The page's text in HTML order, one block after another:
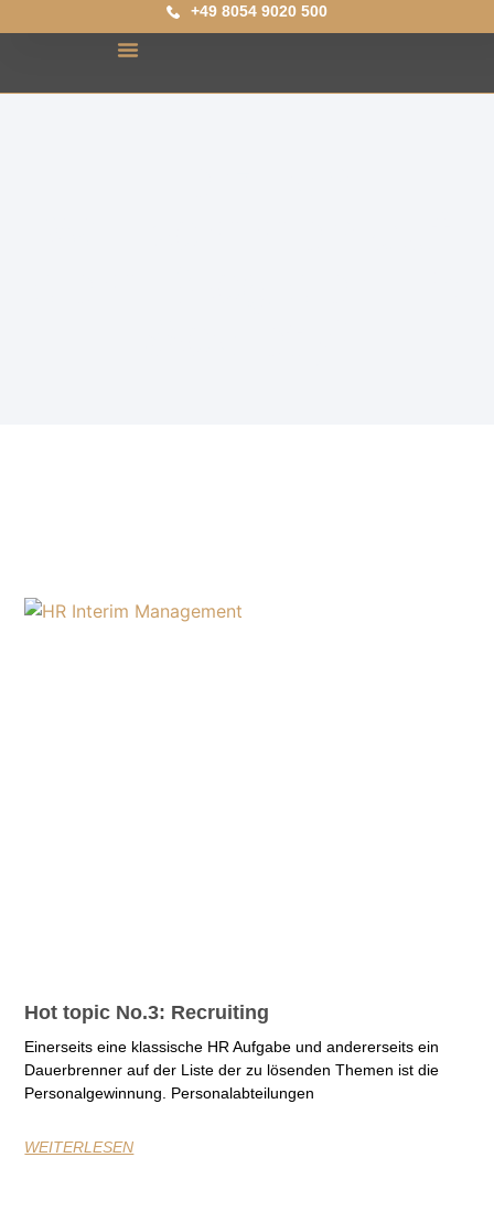
+49 8054 9020 500
Hot topic No.3: Recruiting
Einerseits eine klassische HR Aufgabe und andererseits ein
Dauerbrenner auf der Liste der zu lösenden Themen ist die
Personalgewinnung. Personalabteilungen
WEITERLESEN